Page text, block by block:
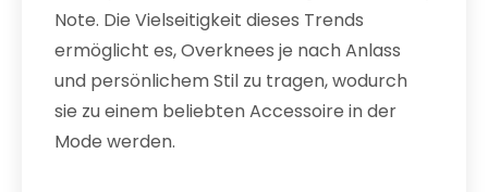
Note. Die Vielseitigkeit dieses Trends
ermöglicht es, Overknees je nach Anlass
und persönlichem Stil zu tragen, wodurch
sie zu einem beliebten Accessoire in der
Mode werden.